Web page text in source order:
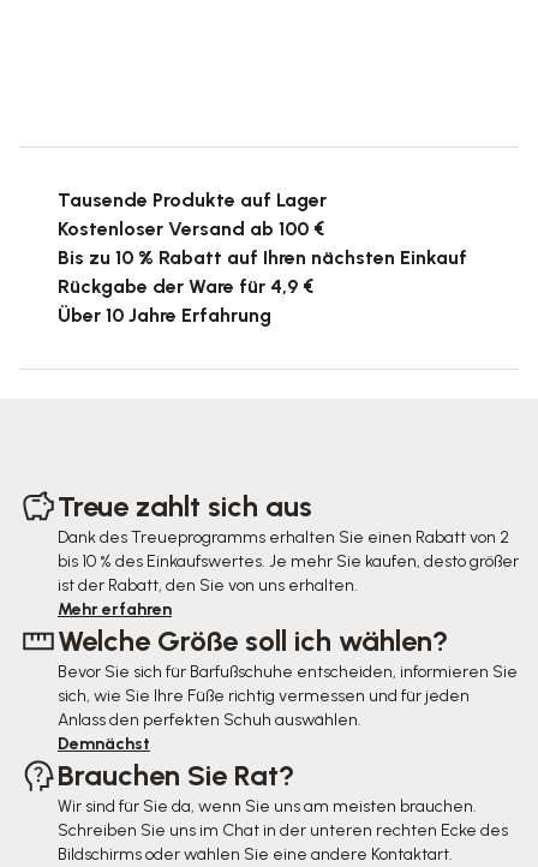
Tausende Produkte auf Lager
Kostenloser Versand ab 100 €
Bis zu 10 % Rabatt auf Ihren nächsten Einkauf
Rückgabe der Ware für 4,9 €
Über 10 Jahre Erfahrung
Treue zahlt sich aus
Dank des Treueprogramms erhalten Sie einen Rabatt von 2
bis 10 % des Einkaufswertes. Je mehr Sie kaufen, desto größer
ist der Rabatt, den Sie von uns erhalten.
Mehr erfahren
Welche Größe soll ich wählen?
Bevor Sie sich für Barfußschuhe entscheiden, informieren Sie
sich, wie Sie Ihre Füße richtig vermessen und für jeden
Anlass den perfekten Schuh auswählen.
Demnächst
Brauchen Sie Rat?
Wir sind für Sie da, wenn Sie uns am meisten brauchen.
Schreiben Sie uns im Chat in der unteren rechten Ecke des
Bildschirms oder wählen Sie eine andere Kontaktart.